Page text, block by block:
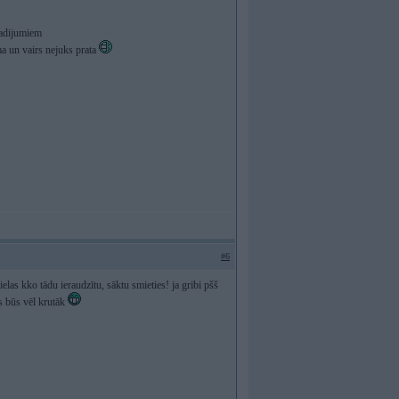
un vairs nejuks prata
#6
kko tādu ieraudzītu, sāktu smieties! ja gribi pšš
būs vēl krutāk